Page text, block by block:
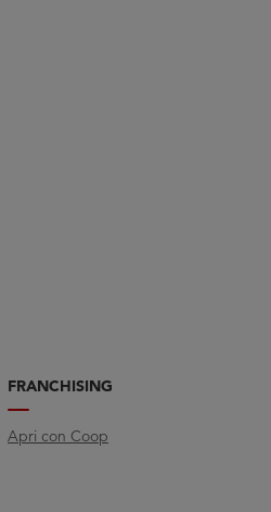
FRANCHISING
Apri con Coop